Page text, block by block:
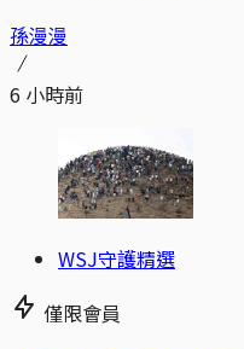
孫漫漫
6 小時前
WSJ守護精選
僅限會員